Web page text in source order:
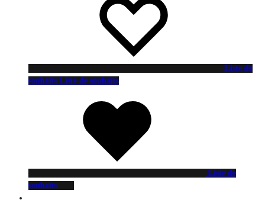
Liste de
souhaits Liste de souhaits
Liste de
souhaits